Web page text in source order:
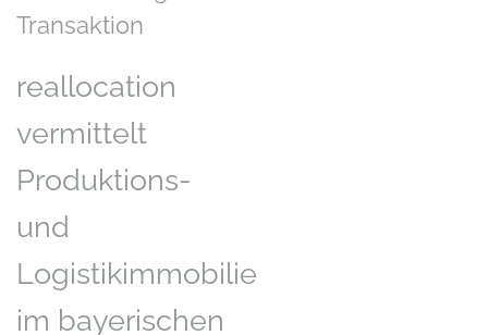
Transaktion
reallocation
vermittelt
Produktions-
und
Logistikimmobilie
im bayerischen